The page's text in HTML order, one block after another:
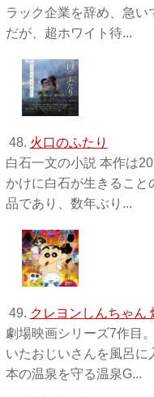
ラック企業を辞め、急い
だが、超ホワイト待...
48. 火口のふたり
白石一文の小説 本作は
かけに白石が生きること
品であり、数年ぶり...
49. クレヨンしんちゃん
劇場映画シリーズ7作目
いたおじいさんを風呂に
本の温泉を守る温泉G...